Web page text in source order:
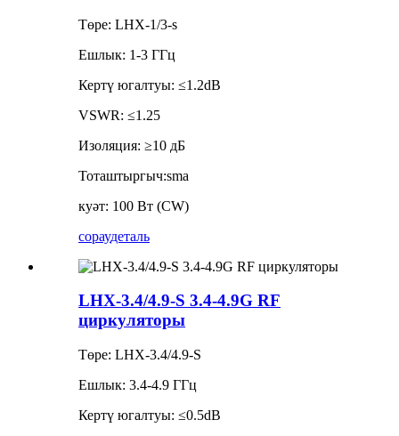
Төре: LHX-1/3-s
Ешлык: 1-3 ГГц
Кертү югалтуы: ≤1.2dB
VSWR: ≤1.25
Изоляция: ≥10 дБ
Тоташтыргыч:sma
куәт: 100 Вт (CW)
сораудеталь
LHX-3.4/4.9-S 3.4-4.9G RF
циркуляторы
Төре: LHX-3.4/4.9-S
Ешлык: 3.4-4.9 ГГц
Кертү югалтуы: ≤0.5dB